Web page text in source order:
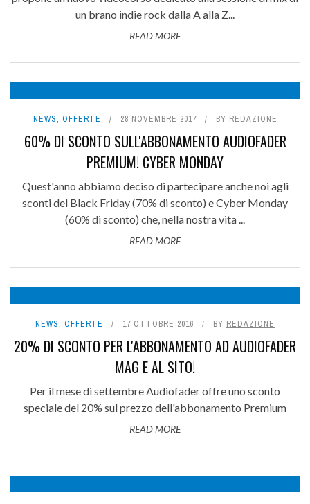
un brano indie rock dalla A alla Z...
READ MORE
NEWS, OFFERTE 28 NOVEMBRE 2017 BY REDAZIONE
60% DI SCONTO SULL'ABBONAMENTO AUDIOFADER
PREMIUM! CYBER MONDAY
Quest'anno abbiamo deciso di partecipare anche noi agli
sconti del Black Friday (70% di sconto) e Cyber Monday
(60% di sconto) che, nella nostra vita ...
READ MORE
NEWS, OFFERTE 17 OTTOBRE 2016 BY REDAZIONE
20% DI SCONTO PER L'ABBONAMENTO AD AUDIOFADER
MAG E AL SITO!
Per il mese di settembre Audiofader offre uno sconto
speciale del 20% sul prezzo dell'abbonamento Premium
READ MORE